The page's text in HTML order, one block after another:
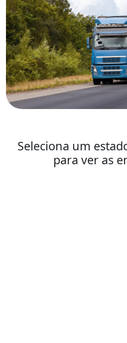
Seleciona um
para ver as